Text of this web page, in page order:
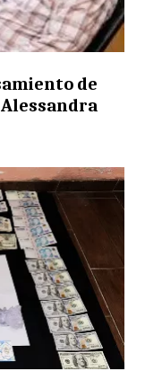
de
Alessandra